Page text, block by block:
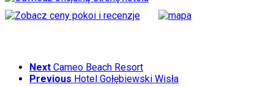
Next Cameo Beach Resort
Previous Hotel Gołębiewski Wisła